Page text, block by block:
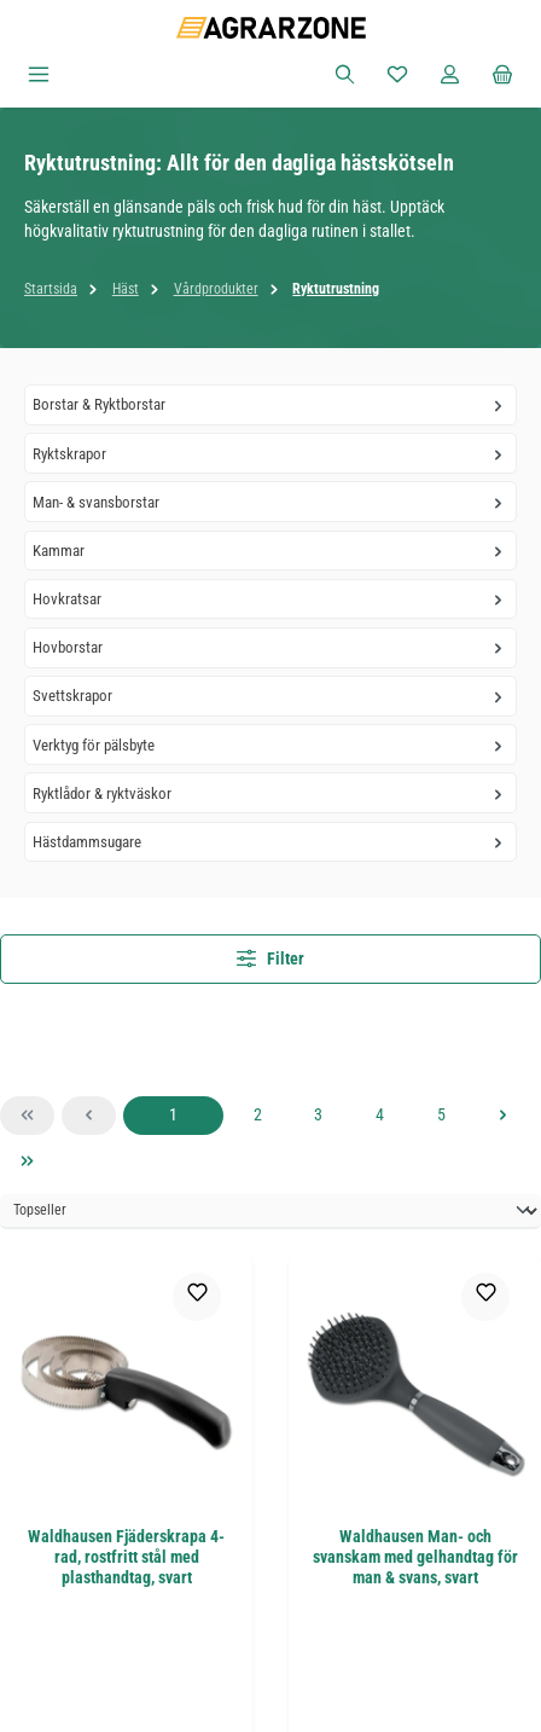
Du har 0 objekt i
Ryktutrustning: Allt för den dagliga hästskötseln
Säkerställ en glänsande päls och frisk hud för din häst. Upptäck
högkvalitativ ryktutrustning för den dagliga rutinen i stallet.
Startsida Häst Vårdprodukter Ryktutrustning
Borstar & Ryktborstar
Ryktskrapor
Man- & svansborstar
Kammar
Hovkratsar
Hovborstar
Svettskrapor
Verktyg för pälsbyte
Ryktlådor & ryktväskor
Hästdammsugare
Filter
Sida
1 Sida
2 Sida
3 Sida
4 Sida
5
Waldhausen Fjäderskrapa 4-
rad, rostfritt stål med
plasthandtag, svart
Waldhausen Man- och
svanskam med gelhandtag för
man & svans, svart